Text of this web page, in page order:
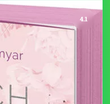
4.1